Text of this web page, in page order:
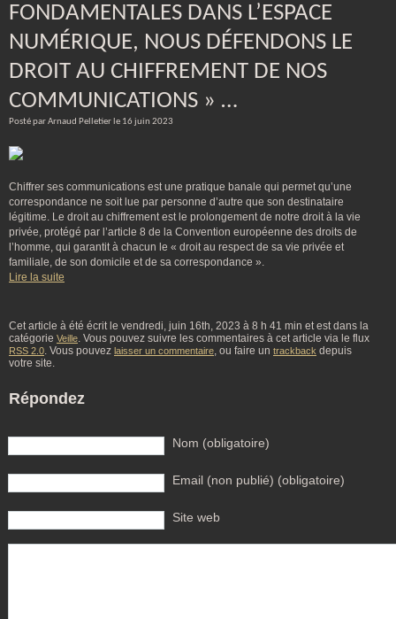
FONDAMENTALES DANS L’ESPACE
NUMÉRIQUE, NOUS DÉFENDONS LE
DROIT AU CHIFFREMENT DE NOS
COMMUNICATIONS » …
Posté par Arnaud Pelletier le 16 juin 2023
Chiffrer ses communications est une pratique banale qui permet qu’une
correspondance ne soit lue par personne d’autre que son destinataire
légitime. Le droit au chiffrement est le prolongement de notre droit à la vie
privée, protégé par l’article 8 de la Convention européenne des droits de
l’homme, qui garantit à chacun le « droit au respect de sa vie privée et
familiale, de son domicile et de sa correspondance ».
Lire la suite
Cet article à été écrit le vendredi, juin 16th, 2023 à 8 h 41 min et est dans la
catégorie Veille. Vous pouvez suivre les commentaires à cet article via le flux
RSS 2.0. Vous pouvez laisser un commentaire, ou faire un trackback depuis
votre site.
Répondez
Nom (obligatoire)
Email (non publié) (obligatoire)
Site web